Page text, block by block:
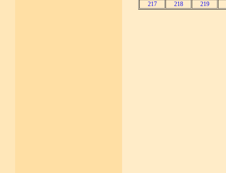
217
218 219